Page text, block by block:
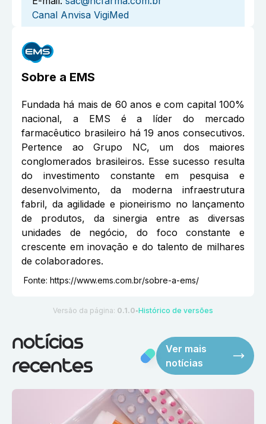
Canal Anvisa VigiMed
Sobre a EMS
Fundada há mais de 60 anos e com capital 100%
nacional, a EMS é a líder do mercado
farmacêutico brasileiro há 19 anos consecutivos.
Pertence ao Grupo NC, um dos maiores
conglomerados brasileiros. Esse sucesso resulta
do investimento constante em pesquisa e
desenvolvimento, da moderna infraestrutura
fabril, da agilidade e pioneirismo no lançamento
de produtos, da sinergia entre as diversas
unidades de negócio, do foco constante e
crescente em inovação e do talento de milhares
de colaboradores.
Fonte: https://www.ems.com.br/sobre-a-ems/
Versão da página: 0.1.0 ●Histórico de versões
notícias
recentes
Ver mais
notícias